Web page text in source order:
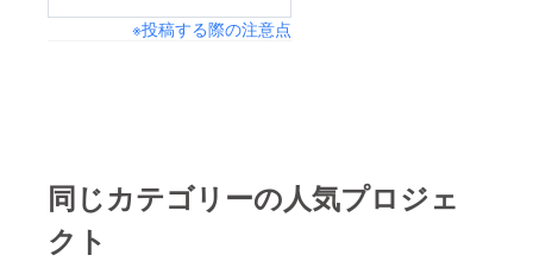
のイベントで風船、チ
きました★ 本当にあ
りがとうございま
※投稿する際の注意点
同じカテゴリーの人気プロジェ
クト